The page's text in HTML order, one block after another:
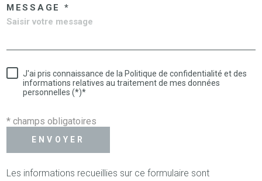
MESSAGE *
J'ai pris connaissance de la Politique de confidentialité et des
informations relatives au traitement de mes données
personnelles (*)*
* champs obligatoires
ENVOYER
Les informations recueillies sur ce formulaire sont